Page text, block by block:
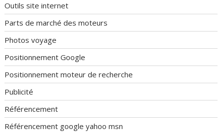
Outils site internet
Parts de marché des moteurs
Photos voyage
Positionnement Google
Positionnement moteur de recherche
Publicité
Référencement
Référencement google yahoo msn